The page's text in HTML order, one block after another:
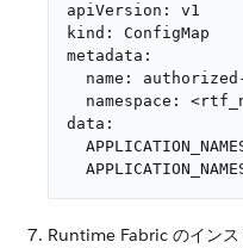
apiVersion: v1
kind: ConfigMap
metadata:
name:
namespace:
data:
Runtime Fabric のイン